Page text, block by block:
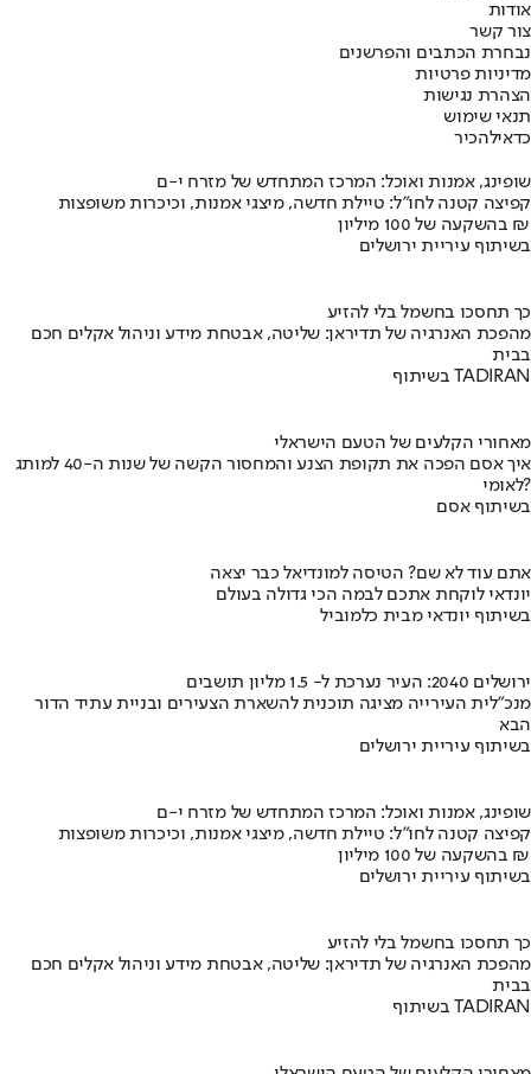
אודות
צור קשר
נבחרת הכתבים והפרשנים
מדיניות פרטיות
הצהרת נגישות
תנאי שימוש
כדאילהכיר
שופינג, אמנות ואוכל: המרכז המתחדש של מזרח י-ם
קפיצה קטנה לחו"ל: טיילת חדשה, מיצגי אמנות, וכיכרות משופצות
בהשקעה של 100 מיליון ₪
בשיתוף עיריית ירושלים
כך תחסכו בחשמל בלי להזיע
מהפכת האנרגיה של תדיראן: שליטה, אבטחת מידע וניהול אקלים חכם
בבית
בשיתוף TADIRAN
מאחורי הקלעים של הטעם הישראלי
איך אסם הפכה את תקופת הצנע והמחסור הקשה של שנות ה-40 למותג
לאומי?
בשיתוף אסם
אתם עוד לא שם? הטיסה למונדיאל כבר יצאה
יונדאי לוקחת אתכם לבמה הכי גדולה בעולם
בשיתוף יונדאי מבית כלמוביל
ירושלים 2040: העיר נערכת ל- 1.5 מליון תושבים
מנכ"לית העירייה מציגה תוכנית להשארת הצעירים ובניית עתיד הדור
הבא
בשיתוף עיריית ירושלים
שופינג, אמנות ואוכל: המרכז המתחדש של מזרח י-ם
קפיצה קטנה לחו"ל: טיילת חדשה, מיצגי אמנות, וכיכרות משופצות
בהשקעה של 100 מיליון ₪
בשיתוף עיריית ירושלים
כך תחסכו בחשמל בלי להזיע
מהפכת האנרגיה של תדיראן: שליטה, אבטחת מידע וניהול אקלים חכם
בבית
בשיתוף TADIRAN